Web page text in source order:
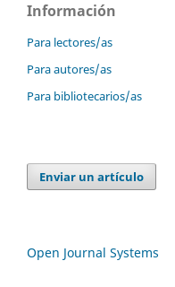
Información
Para lectores/as
Para autores/as
Para bibliotecarios/as
Enviar un artículo
Open Journal Systems